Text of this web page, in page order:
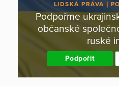
LIDSKÁ PRÁVA
Podpořme
občanské
ruské
Podpořit